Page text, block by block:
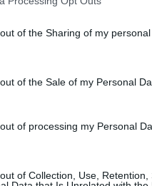
of the Sharing of my personal
of the Sale of my Personal
of processing my Personal
of Collection, Use,